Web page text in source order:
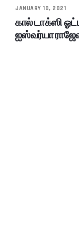
JANUARY 10, 2021
கால் டாக்ஸி
ஐஸ்வர்யா